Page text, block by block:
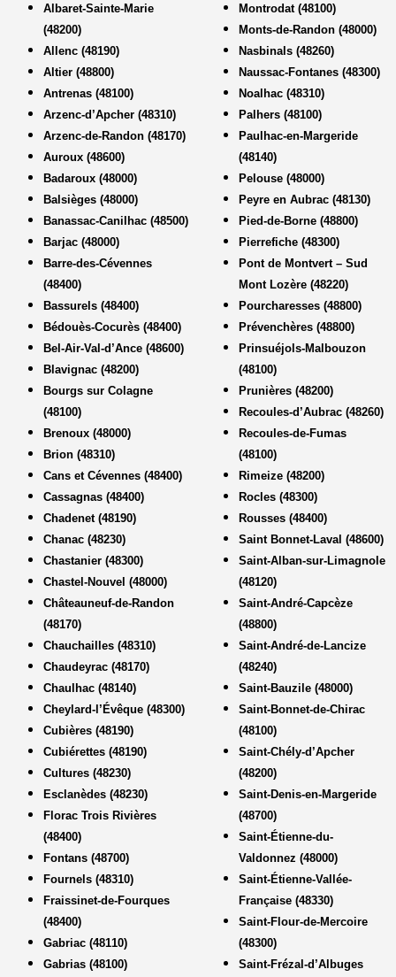
Albaret-Sainte-Marie
(48200)
Allenc (48190)
Altier (48800)
Antrenas (48100)
Arzenc-d’Apcher (48310)
Arzenc-de-Randon (48170)
Auroux (48600)
Badaroux (48000)
Balsièges (48000)
Banassac-Canilhac (48500)
Barjac (48000)
Barre-des-Cévennes
(48400)
Bassurels (48400)
Bédouès-Cocurès (48400)
Bel-Air-Val-d’Ance (48600)
Blavignac (48200)
Bourgs sur Colagne
(48100)
Brenoux (48000)
Brion (48310)
Cans et Cévennes (48400)
Cassagnas (48400)
Chadenet (48190)
Chanac (48230)
Chastanier (48300)
Chastel-Nouvel (48000)
Châteauneuf-de-Randon
(48170)
Chauchailles (48310)
Chaudeyrac (48170)
Chaulhac (48140)
Cheylard-l’Évêque (48300)
Cubières (48190)
Cubiérettes (48190)
Cultures (48230)
Esclanèdes (48230)
Florac Trois Rivières
(48400)
Fontans (48700)
Fournels (48310)
Fraissinet-de-Fourques
(48400)
Gabriac (48110)
Gabrias (48100)
Montrodat (48100)
Monts-de-Randon (48000)
Nasbinals (48260)
Naussac-Fontanes (48300)
Noalhac (48310)
Palhers (48100)
Paulhac-en-Margeride
(48140)
Pelouse (48000)
Peyre en Aubrac (48130)
Pied-de-Borne (48800)
Pierrefiche (48300)
Pont de Montvert – Sud
Mont Lozère (48220)
Pourcharesses (48800)
Prévenchères (48800)
Prinsuéjols-Malbouzon
(48100)
Prunières (48200)
Recoules-d’Aubrac (48260)
Recoules-de-Fumas
(48100)
Rimeize (48200)
Rocles (48300)
Rousses (48400)
Saint Bonnet-Laval (48600)
Saint-Alban-sur-Limagnole
(48120)
Saint-André-Capcèze
(48800)
Saint-André-de-Lancize
(48240)
Saint-Bauzile (48000)
Saint-Bonnet-de-Chirac
(48100)
Saint-Chély-d’Apcher
(48200)
Saint-Denis-en-Margeride
(48700)
Saint-Étienne-du-
Valdonnez (48000)
Saint-Étienne-Vallée-
Française (48330)
Saint-Flour-de-Mercoire
(48300)
Saint-Frézal-d’Albuges